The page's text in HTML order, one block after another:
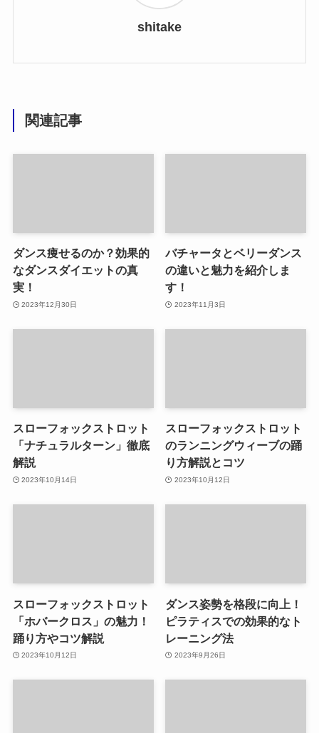
shitake
関連記事
ダンス痩せるのか？効果的
なダンスダイエットの真
実！
2023年12月30日
バチャータとベリーダンス
の違いと魅力を紹介しま
す！
2023年11月3日
スローフォックストロット
「ナチュラルターン」徹底
解説
2023年10月14日
スローフォックストロット
のランニングウィーブの踊
り方解説とコツ
2023年10月12日
スローフォックストロット
「ホバークロス」の魅力！
踊り方やコツ解説
2023年10月12日
ダンス姿勢を格段に向上！
ピラティスでの効果的なト
レーニング法
2023年9月26日